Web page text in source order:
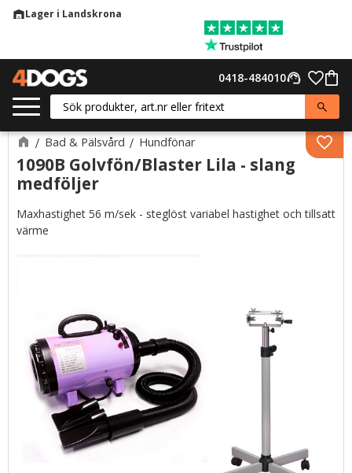
warehouseLager i Landskrona
support_agent
0418-484010
Bad & Pälsvård Hundfönar
1090B Golvfön/Blaster Lila - slang
medföljer
Maxhastighet 56 m/sek - steglöst variabel hastighet och tillsatt
värme